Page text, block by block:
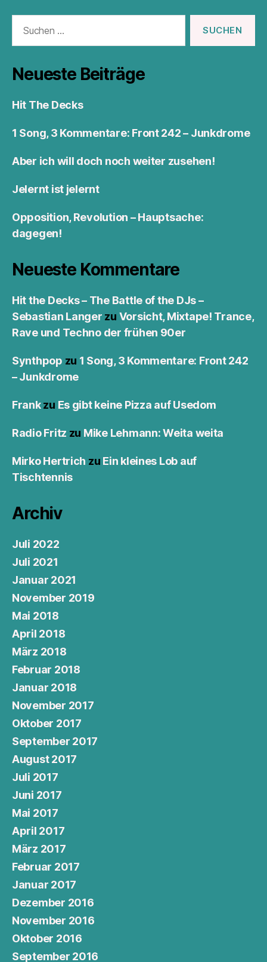
nach:
Neueste Beiträge
Hit The Decks
1 Song, 3 Kommentare: Front 242 – Junkdrome
Aber ich will doch noch weiter zusehen!
Jelernt ist jelernt
Opposition, Revolution – Hauptsache:
dagegen!
Neueste Kommentare
Hit the Decks – The Battle of the DJs –
Sebastian Langer zu Vorsicht, Mixtape! Trance,
Rave und Techno der frühen 90er
Synthpop zu 1 Song, 3 Kommentare: Front 242
– Junkdrome
Frankzu Es gibt keine Pizza auf Usedom
Radio Fritz zu Mike Lehmann: Weita weita
Mirko Hertrich zu Ein kleines Lob auf
Tischtennis
Archiv
Juli 2022
Juli 2021
Januar 2021
November 2019
Mai 2018
April 2018
März 2018
Februar 2018
Januar 2018
November 2017
Oktober 2017
September 2017
August 2017
Juli 2017
Juni 2017
Mai 2017
April 2017
März 2017
Februar 2017
Januar 2017
Dezember 2016
November 2016
Oktober 2016
September 2016